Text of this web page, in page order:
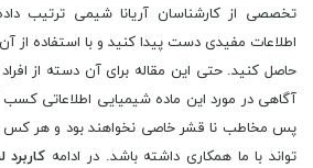
تخصصی از کارشناسان آریانا شیمی ترتیب
اطلاعات مفیدی دست پیدا کنید و با استفاده از
حاصل کنید. حتی این مقاله برای آن دسته از
آگاهی در مورد این ماده شیمیایی اطلاعاتی کسب
پس مخاطب نا قشر خاصی نخواهند بود و هر کس به
تواند با ما همکاری داشته باشد. در ادامه